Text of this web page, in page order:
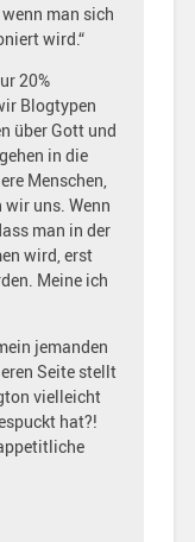
man sich
wird.“
20%
Blogtypen
über Gott und
in die
Menschen,
wir uns. Wenn
man in der
wird, erst
Meine ich
jemanden
Seite stellt
vielleicht
hat?!